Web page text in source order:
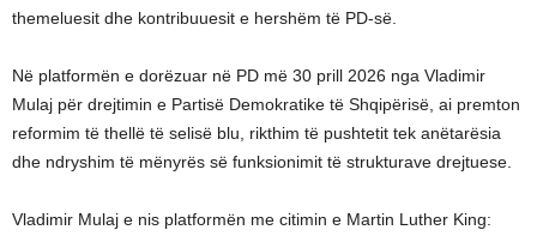
themeluesit dhe kontribuuesit e hershëm të PD-së.
Në platformën e dorëzuar në PD më 30 prill 2026 nga Vladimir
Mulaj për drejtimin e Partisë Demokratike të Shqipërisë, ai premton
reformim të thellë të selisë blu, rikthim të pushtetit tek anëtarësia
dhe ndryshim të mënyrës së funksionimit të strukturave drejtuese.
Vladimir Mulaj e nis platformën me citimin e Martin Luther King: